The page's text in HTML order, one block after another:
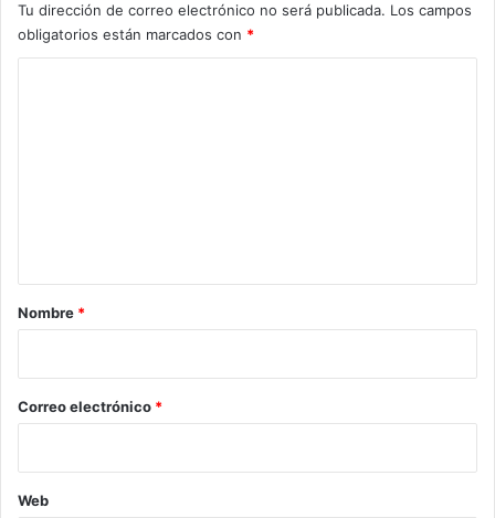
Tu dirección de correo electrónico no será publicada. Los campos
obligatorios están marcados con *
r
*
Nombre *
Correo electrónico *
Web